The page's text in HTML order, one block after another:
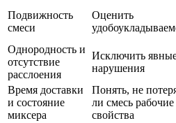
Подвижность
смеси
Оценить
Однородность и
отсутствие
расслоения
Исключить
нарушения
Время доставки
и состояние
миксера
Понять, не
ли смесь рабочие
свойства